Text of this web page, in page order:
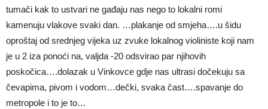
tumači kak to ustvari ne gađaju nas nego to lokalni romi
kamenuju vlakove svaki dan. …plakanje od smjeha….u šidu
oproštaj od srednjeg vijeka uz zvuke lokalnog violiniste koji nam
je u 2 iza ponoći na, valjda -20 odsvirao par njihovih
poskočica….dolazak u Vinkovce gdje nas ultrasi dočekuju sa
čevapima, pivom i vodom…dečki, svaka čast….spavanje do
metropole i to je to…